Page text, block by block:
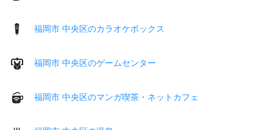
福岡市 中央区のカラオケボックス
福岡市 中央区のゲームセンター
福岡市 中央区のマンガ喫茶・ネットカフェ